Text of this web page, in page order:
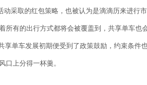
采取的红包策略，也被认为是滴滴历来进行市
有的出行方式都将会被覆盖到，共享单车也
单车发展初期便受到了政策鼓励，约束条件
口上分得一杯羹。